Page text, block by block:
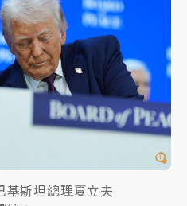
基斯坦總理夏立夫